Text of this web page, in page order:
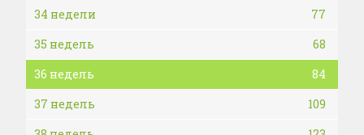
34 недели
77
35 недель
68
36 недель
84
37 недель
109